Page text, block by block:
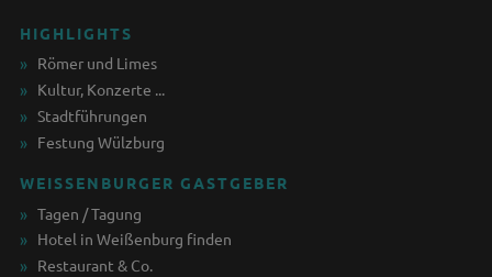
HIGHLIGHTS
Römer und Limes
Kultur, Konzerte ...
Stadtführungen
Festung Wülzburg
WEISSENBURGER GASTGEBER
Tagen / Tagung
Hotel in Weißenburg finden
Restaurant & Co.